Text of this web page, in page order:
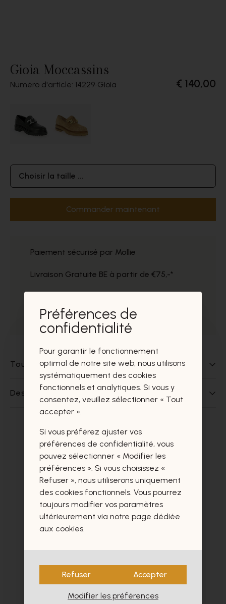
Gioia Moccassins
Numéro d'article: 14229 Gioia € 140,00
Choisir la taille ...
Commander maintenant
Paiement sécurisé par Mollie
Livraison Gratuite BE à partir de €75,-*
Prélèvement gratuit dans nos magasins
Tout sur ce produit
Des questions sur ce produit?
Ces produits vous intéresseront
certainement aussi.
Préférences de
confidentialité
Pour garantir le fonctionnement
optimal de notre site web, nous utilisons
systématiquement des cookies
fonctionnels et analytiques. Si vous y
consentez, veuillez sélectionner « Tout
accepter ».
Si vous préférez ajuster vos
préférences de confidentialité, vous
pouvez sélectionner « Modifier les
préférences ». Si vous choisissez «
Refuser », nous utiliserons uniquement
des cookies fonctionnels. Vous pourrez
toujours modifier vos paramètres
ultérieurement via notre page dédiée
aux cookies.
Refuser Accepter
Modifier les préférences